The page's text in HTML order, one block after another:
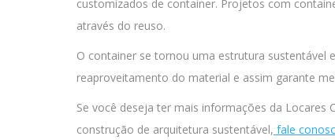
customizados de container. Projetos com
através do reuso.
O container se tornou uma estrutura sustentável
reaproveitamento do material e assim garante
Se você deseja ter mais informações da
construção de arquitetura sustentável, fale